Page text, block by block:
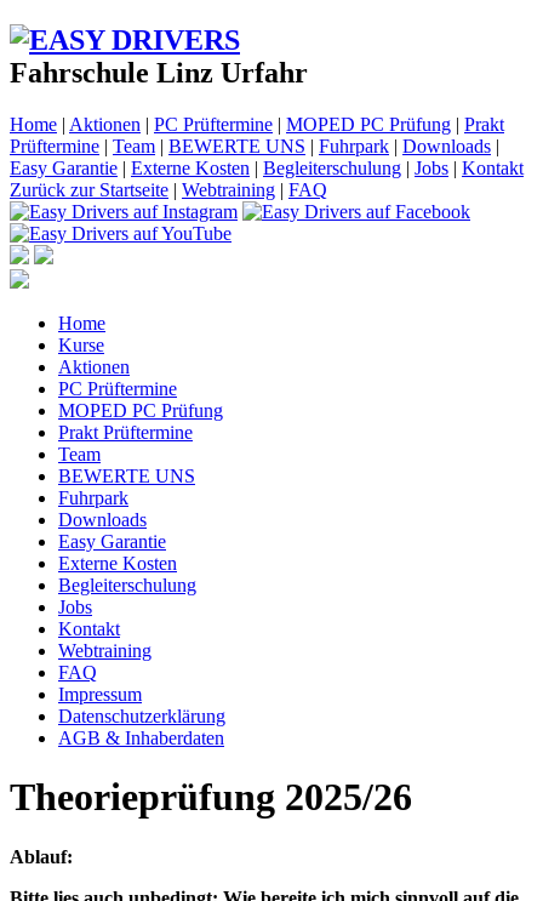
Fahrschule Linz Urfahr
Home | Aktionen | PC Prüftermine | MOPED PC Prüfung | Prakt
Prüftermine | Team | BEWERTE UNS | Fuhrpark | Downloads |
Easy Garantie | Externe Kosten | Begleiterschulung | Jobs | Kontakt
Zurück zur Startseite | Webtraining | FAQ
Home
Kurse
Aktionen
PC Prüftermine
MOPED PC Prüfung
Prakt Prüftermine
Team
BEWERTE UNS
Fuhrpark
Downloads
Easy Garantie
Externe Kosten
Begleiterschulung
Jobs
Kontakt
Webtraining
FAQ
Impressum
Datenschutzerklärung
AGB & Inhaberdaten
Theorieprüfung 2025/26
Ablauf: